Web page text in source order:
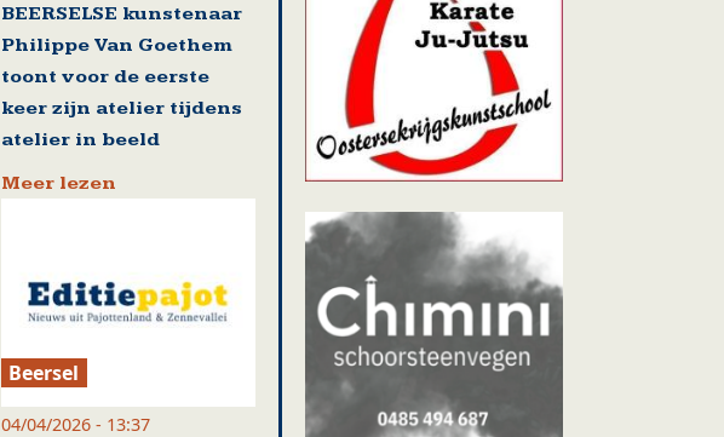
BEERSELSE kunstenaar
Philippe Van Goethem
toont voor de eerste
keer zijn atelier tijdens
atelier in beeld
Meer lezen
Beersel
04/04/2026 - 13:37